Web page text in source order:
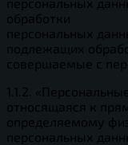
обработки
персональных
подлежащих
совершаемые с
1.1.2.
относящаяся к
определяемому
персональных